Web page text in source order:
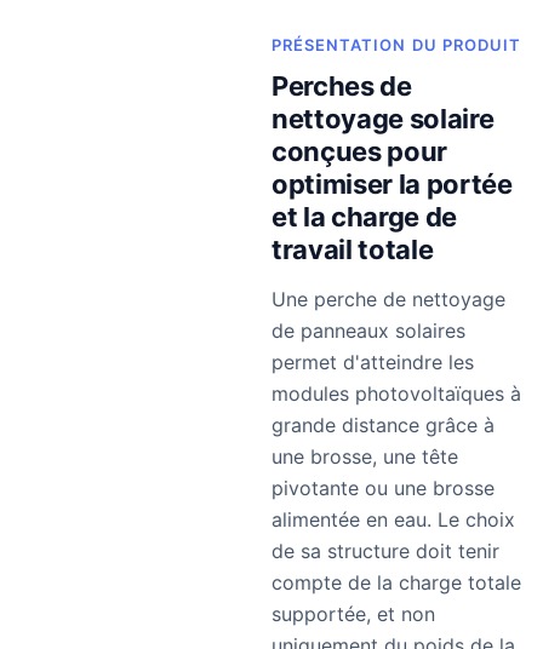
PRÉSENTATION DU PRODUIT
Perches de
nettoyage solaire
conçues pour
optimiser la portée
et la charge de
travail totale
Une perche de nettoyage
de panneaux solaires
permet d'atteindre les
modules photovoltaïques à
grande distance grâce à
une brosse, une tête
pivotante ou une brosse
alimentée en eau. Le choix
de sa structure doit tenir
compte de la charge totale
supportée, et non